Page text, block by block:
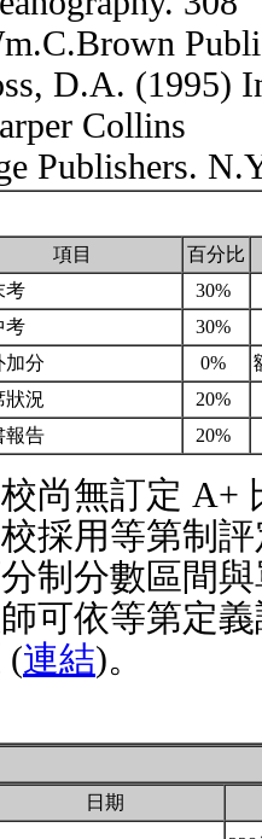
D.A. (1995)
Collins
Publishers.
項目
百分比
考
30%
考
30%
加分 0%
狀況
20%
報告 20%
尚無訂定 A+
採用等第制
制分數區間
可依等第定
(連結)。
日期